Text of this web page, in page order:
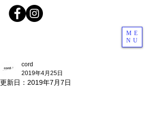
ME
NU
cord
2019年4月25日
更新日： 2019年7月7日